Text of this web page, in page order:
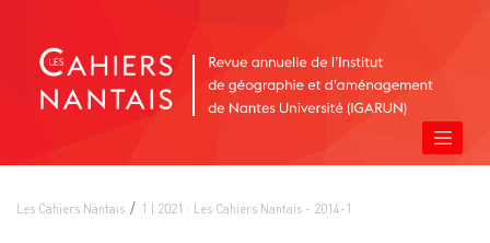
Les Cahiers Nantais 1 | 2021 : Les Cahiers Nantais - 2014-1